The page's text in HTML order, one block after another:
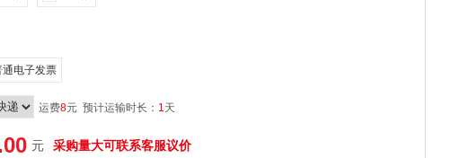
电子发票
运费8元 预计运输时长： 1天
元 采购量大可联系客服议价